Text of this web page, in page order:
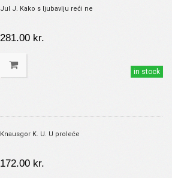
Jul J. Kako s ljubavlju reći ne
281.00 kr.
in stock
Knausgor K. U. U proleće
172.00 kr.